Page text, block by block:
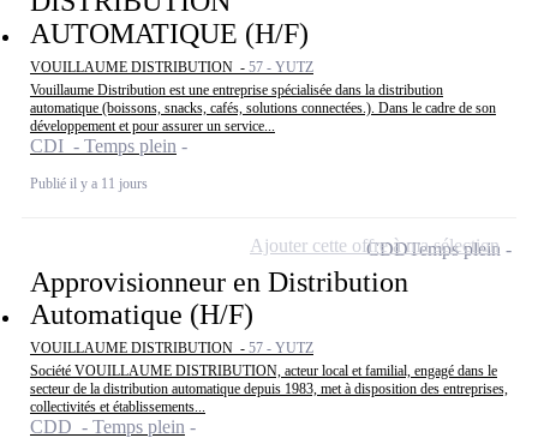
AUTOMATIQUE (H/F)
VOUILLAUME DISTRIBUTION - 57 - YUTZ
Vouillaume Distribution est une entreprise spécialisée dans la distribution
automatique (boissons, snacks, cafés, solutions connectées.). Dans le cadre de son
développement et pour assurer un service...
CDI - Temps plein
Publié il y a 11 jours
Approvisionneur en Distribution
Automatique (H/F)
VOUILLAUME DISTRIBUTION - 57 - YUTZ
Société VOUILLAUME DISTRIBUTION, acteur local et familial, engagé dans le
secteur de la distribution automatique depuis 1983, met à disposition des entreprises,
collectivités et établissements...
CDD - Temps plein
CDDTemps plein
Ajouter cette offre à ma sélection